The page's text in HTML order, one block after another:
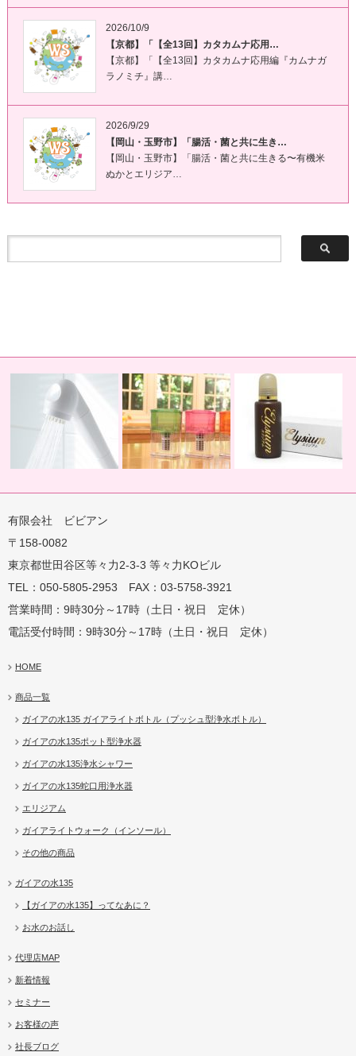
2026/10/9
【京都】「【全13回】カタカムナ応用…
【京都】「【全13回】カタカムナ応用編『カムナガ
ラノミチ』講…
2026/9/29
【岡山・玉野市】「腸活・菌と共に生き…
【岡山・玉野市】「腸活・菌と共に生きる〜有機米
ぬかとエリジア…
用地球の恵みを シャワー
有限会社 ビビアン
〒158-0082
東京都世田谷区等々力2-3-3 等々力KOビル
TEL：050-5805-2953 FAX：03-5758-3921
営業時間：9時30分～17時（土日・祝日 定休）
電話受付時間：9時30分～17時（土日・祝日 定休）
HOME
商品一覧
ガイアの水135 ガイアライトボトル（プッシュ型浄水ボトル）
ガイアの水135ポット型浄水器
ガイアの水135浄水シャワー
ガイアの水135蛇口用浄水器
エリジアム
ガイアライトウォーク（インソール）
その他の商品
ガイアの水135
【ガイアの水135】ってなあに？
お水のお話し
代理店MAP
新着情報
セミナー
お客様の声
社長ブログ